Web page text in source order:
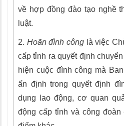
về hợp đồng đào tạo nghề
luật.
2. Hoãn đình cônglà việc
cấp tỉnh ra quyết định chuyể
hiện cuộc đình công mà
ấn định trong quyết định
dụng lao động, cơ quan
động cấp tỉnh và công